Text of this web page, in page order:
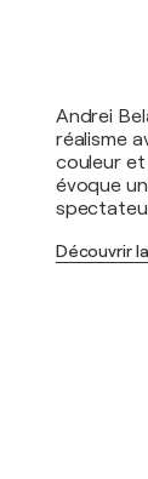
Andrei
réalisme
couleur
évoque
Découvrir